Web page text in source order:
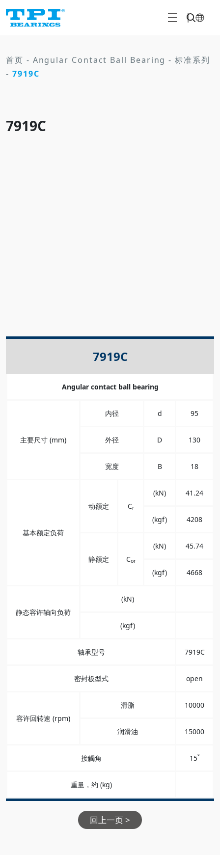
首页 - Angular Contact Ball Bearing -标准系列
- 7919C
7919C
7919C
Angular contact ball bearing
主要尺寸 (mm)
内径 d 95
外径 D 130
宽度 B 18
基本额定负荷
动额定 Cr
(kN) 41.24
(kgf) 4208
静额定 Cor
(kN) 45.74
(kgf) 4668
静态容许轴向负荷
(kN)
(kgf)
轴承型号 7919C
密封板型式 open
容许回转速 (rpm)
滑脂 10000
润滑油 15000
接觸角 15°
重量，约 (kg)
回上一页 >